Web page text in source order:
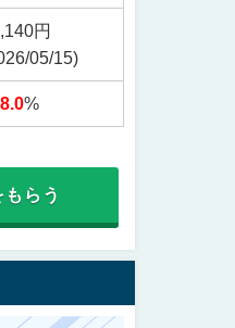
円
05/15)
%
もらう